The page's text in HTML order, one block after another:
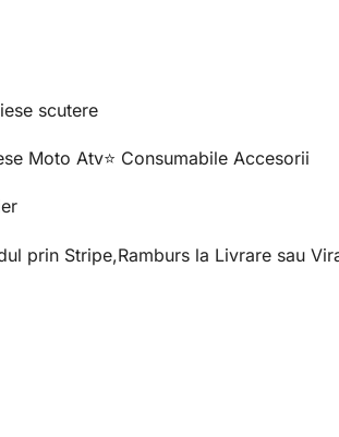
scutere
Moto Atv⭐️ Consumabile Accesorii
prin Stripe,Ramburs la Livrare sau